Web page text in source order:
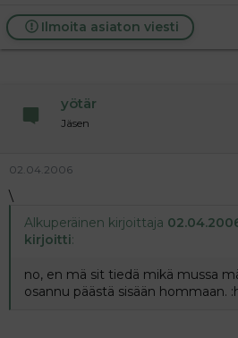
Ilmoita asiaton viesti
yötär
Jäsen
02.04.2006
\
Alkuperäinen kirjoittaja
kirjoitti:
no, en mä sit tiedä mikä mussa
osannu päästä sisään hommaan.